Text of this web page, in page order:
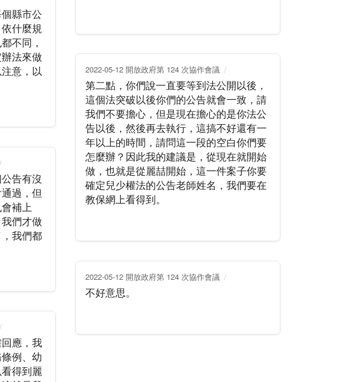
縣市公
什麼規
不同，
法來做
意，以
2022-05-12 開放政府第 124 次協作會議
第二點，你們說一直要等到法公開以後，
這個法突破以後你們的公告就會一致，請
我們不要擔心，但是現在擔心的是你法公
告以後，然後再去執行，這搞不好還有一
年以上的時間，請問這一段的空白你們要
怎麼辦？因此我的建議是，從現在就開始
做，也就是從麗喆開始，這一件案子你要
確定兒少權法的公告老師姓名，我們要在
教保網上看得到。
告有沒
過，但
補上
們才做
我們都
2022-05-12 開放政府第 124 次協作會議
不好意思。
應，我
例、幼
得到麗